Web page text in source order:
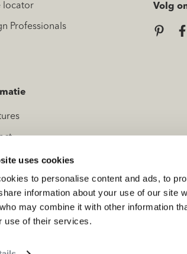
uses cookies
to personalise content and ads, to
information about your use of our site
may combine it with other information
use of their services.
locator
Professionals
media
Volg